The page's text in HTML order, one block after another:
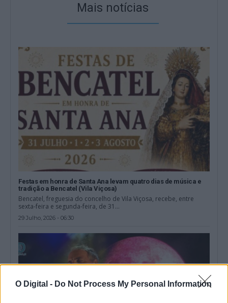
O Digital - Do Not Process My Personal Information
Mais notícias
Festas em honra de Santa Ana levam quatro dias de música e
tradição a Bencatel (Vila Viçosa)
Bencatel, freguesia do concelho de Vila Viçosa, recebe, entre
sexta-feira e segunda-feira, de 31...
29 Julho, 2026 - 06:30